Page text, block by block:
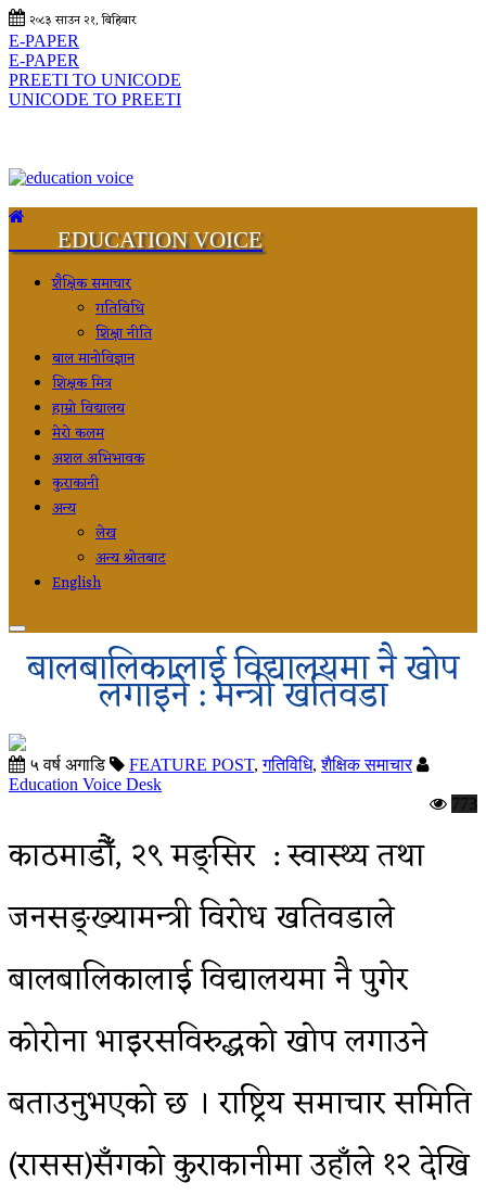
२०८३ साउन २१, बिहिबार
E-PAPER
E-PAPER
PREETI TO UNICODE
UNICODE TO PREETI
EDUCATION VOICE
शैक्षिक समाचार
गतिविधि
शिक्षा नीति
बाल मानोविज्ञान
शिक्षक मित्र
हाम्रो विद्यालय
मेरो कलम
अशल अभिभावक
कुराकानी
अन्य
लेख
अन्य श्रोतबाट
English
बालबालिकालाई विद्यालयमा नै खोप
लगाइने : मन्त्री खतिवडा
५ वर्ष अगाडि FEATURE POST,गतिविधि,शैक्षिक समाचार
Education Voice Desk
773
काठमाडौँ, २९ मङ्सिर : स्वास्थ्य तथा
जनसङ्ख्यामन्त्री विरोध खतिवडाले
बालबालिकालाई विद्यालयमा नै पुगेर
कोरोना भाइरसविरुद्धको खोप लगाउने
बताउनुभएको छ । राष्ट्रिय समाचार समिति
(रासस)सँगको कुराकानीमा उहाँले १२ देखि